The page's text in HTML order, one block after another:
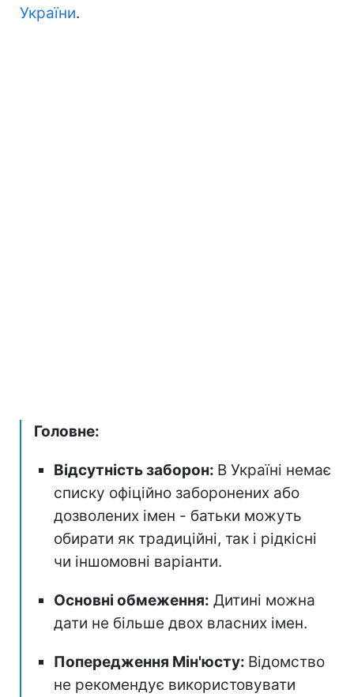
України.
Головне:
Відсутність заборон: В Україні немає
списку офіційно заборонених або
дозволених імен - батьки можуть
обирати як традиційні, так і рідкісні
чи іншомовні варіанти.
Основні обмеження: Дитині можна
дати не більше двох власних імен.
Попередження Мін'юсту: Відомство
не рекомендує використовувати